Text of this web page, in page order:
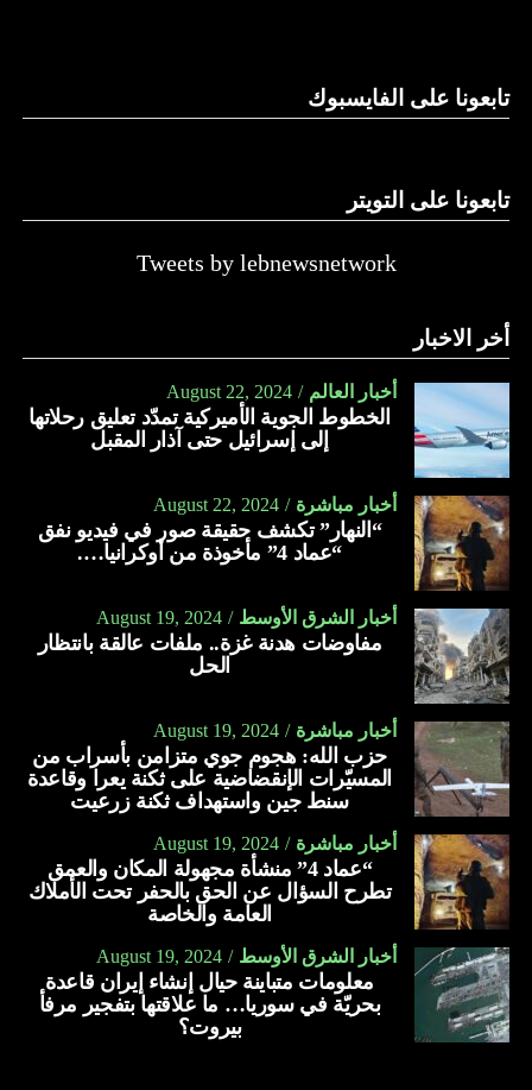
النهار
تابعونا على الفايسبوك
تابعونا على التويتر
Tweets by lebnewsnetwork
أخر الاخبار
أخبار العالم August 22, 2024
الخطوط الجوية الأميركية تمدّد تعليق رحلاتها
إلى إسرائيل حتى آذار المقبل
أخبار مباشرة August 22, 2024
“النهار” تكشف حقيقة صور في فيديو نفق
“عماد 4” مأخوذة من أوكرانيا….
أخبار الشرق الأوسط August 19, 2024
مفاوضات هدنة غزة.. ملفات عالقة بانتظار
الحل
أخبار مباشرة August 19, 2024
حزب الله: هجوم جوي متزامن بأسراب من
المسيّرات الإنقضاضية على ثكنة يعرا وقاعدة
سنط جين واستهداف ثكنة زرعيت
أخبار مباشرة August 19, 2024
“عماد 4” منشأة مجهولة المكان والعمق
تطرح السؤال عن الحق بالحفر تحت الأملاك
العامة والخاصة
أخبار الشرق الأوسط August 19, 2024
معلومات متباينة حيال إنشاء إيران قاعدة
بحريّة في سوريا… ما علاقتها بتفجير مرفأ
بيروت؟